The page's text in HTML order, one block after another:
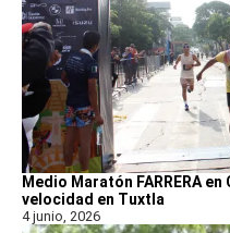
Medio Maratón FARRERA
velocidad en Tuxtla
4 junio, 2026